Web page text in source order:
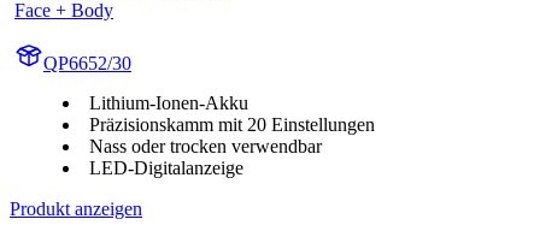
Face + Body
QP6652/30
Lithium-Ionen-Akku
Präzisionskamm mit 20 Einstellungen
Nass oder trocken verwendbar
LED-Digitalanzeige
Produkt anzeigen